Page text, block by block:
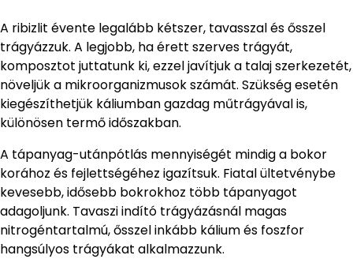
A ribizlit évente legalább kétszer, tavasszal és ősszel
trágyázzuk. A legjobb, ha érett szerves trágyát,
komposztot juttatunk ki, ezzel javítjuk a talaj szerkezetét,
növeljük a mikroorganizmusok számát. Szükség esetén
kiegészíthetjük káliumban gazdag műtrágyával is,
különösen termő időszakban.
A tápanyag-utánpótlás mennyiségét mindig a bokor
korához és fejlettségéhez igazítsuk. Fiatal ültetvénybe
kevesebb, idősebb bokrokhoz több tápanyagot
adagoljunk. Tavaszi indító trágyázásnál magas
nitrogéntartalmú, ősszel inkább kálium és foszfor
hangsúlyos trágyákat alkalmazzunk.